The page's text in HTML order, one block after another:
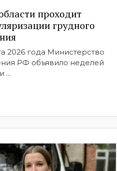
проходит
грудного
2026 года Министерство
РФ объявило неделей
...